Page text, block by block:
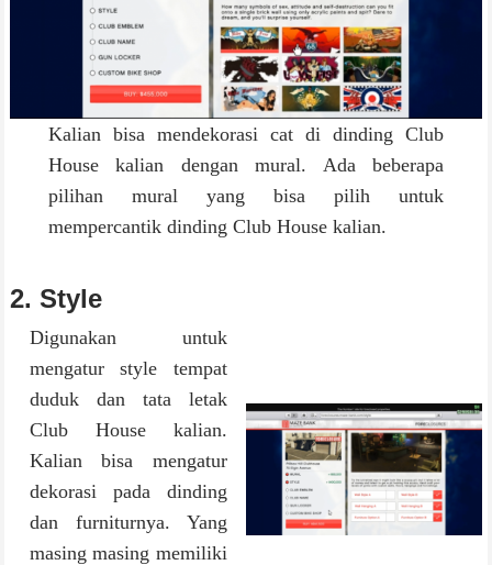
Kalian bisa mendekorasi cat di dinding Club
House kalian dengan mural. Ada beberapa
pilihan mural yang bisa pilih untuk
mempercantik dinding Club House kalian.
2. Style
Digunakan untuk
mengatur style tempat
duduk dan tata letak
Club House kalian.
Kalian bisa mengatur
dekorasi pada dinding
dan furniturnya. Yang
masing masing memiliki